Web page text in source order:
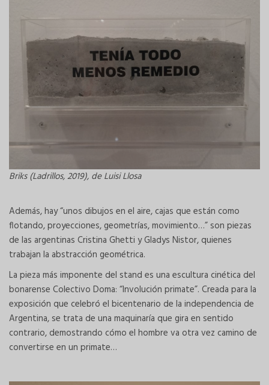
Briks (Ladrillos, 2019), de Luisi Llosa
Además, hay “unos dibujos en el aire, cajas que están como
flotando, proyecciones, geometrías, movimiento…” son piezas
de las argentinas Cristina Ghetti y Gladys Nistor, quienes
trabajan la abstracción geométrica.
La pieza más imponente del stand es una escultura cinética del
bonarense Colectivo Doma: “Involución primate”. Creada para la
exposición que celebró el bicentenario de la independencia de
Argentina, se trata de una maquinaría que gira en sentido
contrario, demostrando cómo el hombre va otra vez camino de
convertirse en un primate…